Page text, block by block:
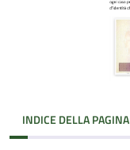
INDICE DELLA PAGINA